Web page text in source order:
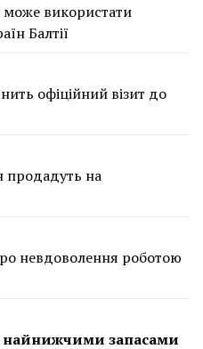
може використати
Балтії
офіційний візит до
продадуть на
невдоволення роботою
найнижчими запасами